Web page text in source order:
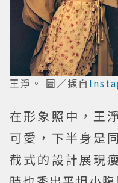
王淨。 圖／擷自
在形象照中，王
可愛，下半身是
截式的設計展現